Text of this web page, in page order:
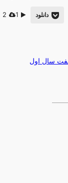
دانلود 1
2
سال اول